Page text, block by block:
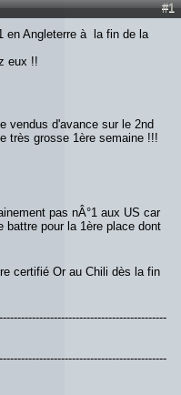
#1
en Angleterre à la fin de la
eux !!
vendus d'avance sur le 2nd
très grosse 1ère semaine !!!
pas nÂ°1 aux US car
battre pour la 1ère place dont
certifié Or au Chili dès la fin